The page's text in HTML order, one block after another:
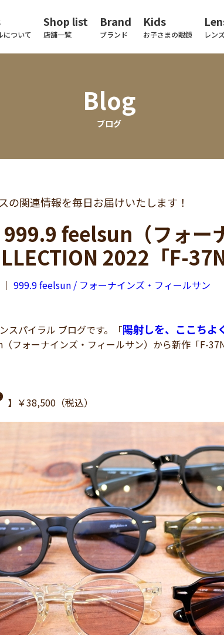
について
Shop list
店舗一覧
Brand
ブランド
Kids
お子さまの眼鏡 レン
Blog
ブログ
の関連情報を毎日お届けいたします！
999.9 feelsun（フォー
2022「F-
｜ 999.9 feelsun / フォーナインズ・フィールサン
パイラル ブログです。「陽射しを、ここちよ
フォーナインズ・フィールサン）から新作「F-
】￥38,500（税込）